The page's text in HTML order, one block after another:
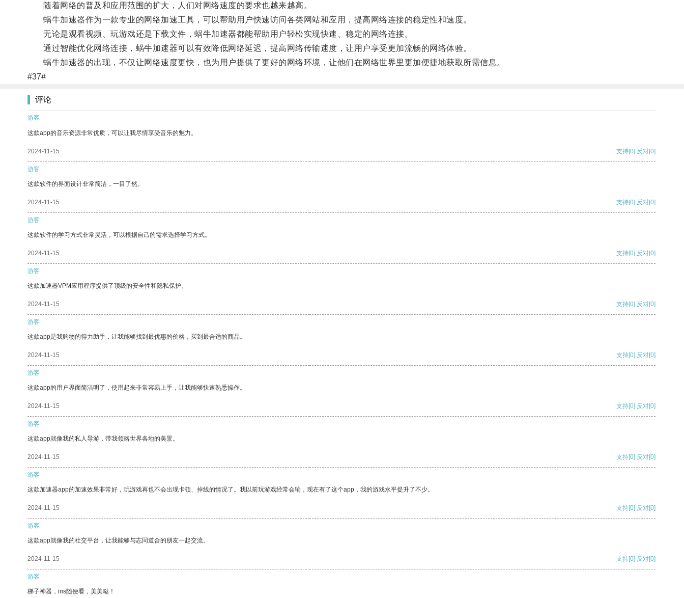
随着网络的普及和应用范围的扩大，人们对网络速度的要求也越来越高。
蜗牛加速器作为一款专业的网络加速工具，可以帮助用户快速访问各类网站和应用，提高网络连接的稳定性和速度。
无论是观看视频、玩游戏还是下载文件，蜗牛加速器都能帮助用户轻松实现快速、稳定的网络连接。
通过智能优化网络连接，蜗牛加速器可以有效降低网络延迟，提高网络传输速度，让用户享受更加流畅的网络体验。
蜗牛加速器的出现，不仅让网络速度更快，也为用户提供了更好的网络环境，让他们在网络世界里更加便捷地获取所需信息。
#37#
评论
游客
这款app的音乐资源非常优质，可以让我尽情享受音乐的魅力。
2024-11-15 支持[0] 反对[0]
游客
这款软件的界面设计非常简洁，一目了然。
2024-11-15 支持[0] 反对[0]
游客
这款软件的学习方式非常灵活，可以根据自己的需求选择学习方式。
2024-11-15 支持[0] 反对[0]
游客
这款加速器VPM应用程序提供了顶级的安全性和隐私保护。
2024-11-15 支持[0] 反对[0]
游客
这款app是我购物的得力助手，让我能够找到最优惠的价格，买到最合适的商品。
2024-11-15 支持[0] 反对[0]
游客
这款app的用户界面简洁明了，使用起来非常容易上手，让我能够快速熟悉操作。
2024-11-15 支持[0] 反对[0]
游客
这款app就像我的私人导游，带我领略世界各地的美景。
2024-11-15 支持[0] 反对[0]
游客
这款加速器app的加速效果非常好，玩游戏再也不会出现卡顿、掉线的情况了。我以前玩游戏经常会输，现在有了这个app，我的游戏水平提升了不少。
2024-11-15 支持[0] 反对[0]
游客
这款app就像我的社交平台，让我能够与志同道合的朋友一起交流。
2024-11-15 支持[0] 反对[0]
游客
梯子神器，ins随便看，美美哒！